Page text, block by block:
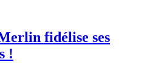
fidélise ses
!